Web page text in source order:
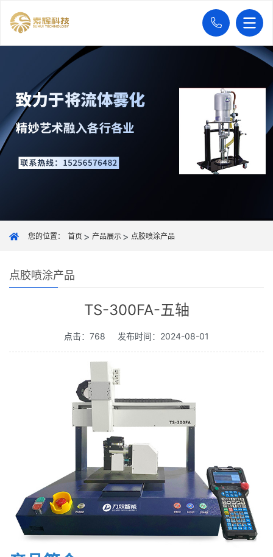
您的位置： 首页 产品展示 点胶喷涂产品
点胶喷涂产品
TS-300FA-五轴
点击：768 发布时间：2024-08-01